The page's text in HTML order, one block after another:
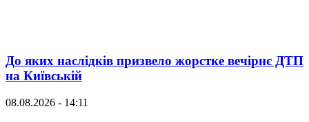
До яких наслідків призвело жорстке вечірнє ДТП
на Київській
08.08.2026 - 14:11